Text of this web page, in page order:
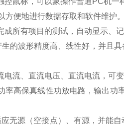
便地进行数据存取和软件维护。
所有项目的测试，自动显示、
的波形精度高、线性好，并且
流、直流电压、直流电流，可变
率高保真线性功放电路，输出
无源（空接点）、有源，并能